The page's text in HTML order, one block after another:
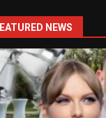
NEWS